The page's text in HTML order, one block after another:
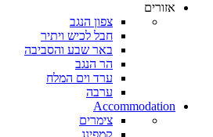
אזורים
צפון הנגב
חבל לכיש ויתיר
באר שבע והסביבה
הר הנגב
ערד וים המלח
ערבה
Accommodation
צימרים
קמפינג